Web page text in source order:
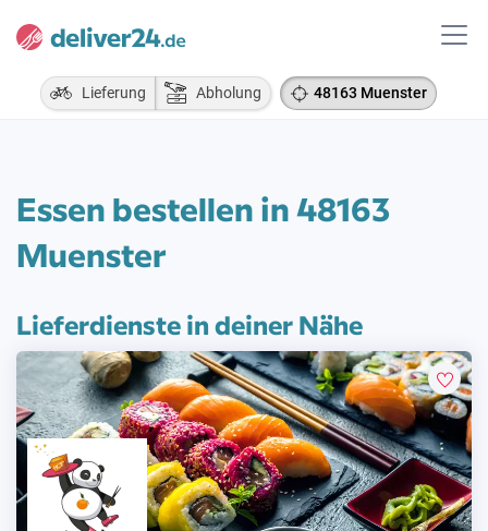
Lieferung Abholung 48163 Muenster
Essen bestellen in 48163
Muenster
Lieferdienste in deiner Nähe